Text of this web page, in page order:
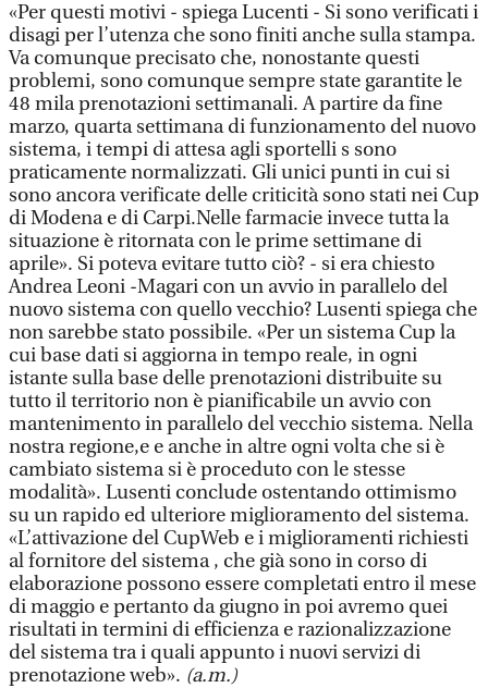
«Per questi motivi - spiega Lucenti - Si sono verificati i
disagi per l’utenza che sono finiti anche sulla stampa.
Va comunque precisato che, nonostante questi
problemi, sono comunque sempre state garantite le
48 mila prenotazioni settimanali. A partire da fine
marzo, quarta settimana di funzionamento del nuovo
sistema, i tempi di attesa agli sportelli s sono
praticamente normalizzati. Gli unici punti in cui si
sono ancora verificate delle criticità sono stati nei Cup
di Modena e di Carpi.Nelle farmacie invece tutta la
situazione è ritornata con le prime settimane di
aprile». Si poteva evitare tutto ciò? - si era chiesto
Andrea Leoni -Magari con un avvio in parallelo del
nuovo sistema con quello vecchio? Lusenti spiega che
non sarebbe stato possibile. «Per un sistema Cup la
cui base dati si aggiorna in tempo reale, in ogni
istante sulla base delle prenotazioni distribuite su
tutto il territorio non è pianificabile un avvio con
mantenimento in parallelo del vecchio sistema. Nella
nostra regione,e e anche in altre ogni volta che si è
cambiato sistema si è proceduto con le stesse
modalità». Lusenti conclude ostentando ottimismo
su un rapido ed ulteriore miglioramento del sistema.
«L’attivazione del CupWeb e i miglioramenti richiesti
al fornitore del sistema , che già sono in corso di
elaborazione possono essere completati entro il mese
di maggio e pertanto da giugno in poi avremo quei
risultati in termini di efficienza e razionalizzazione
del sistema tra i quali appunto i nuovi servizi di
prenotazione web». (a.m.)